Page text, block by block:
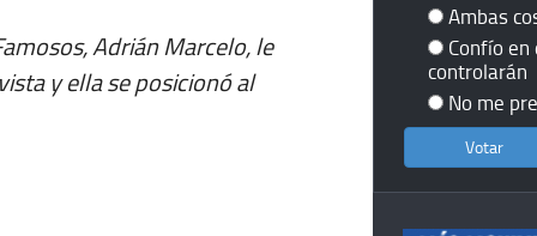
Adrián Marcelo, le
y ella se posicionó al
Ambas
Confío
controlarán
No me